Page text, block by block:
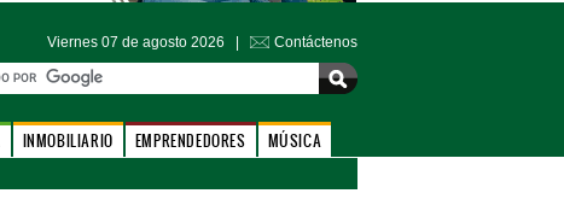
Viernes 07 de agosto 2026 | Contáctenos
INMOBILIARIO EMPRENDEDORES MÚSICA